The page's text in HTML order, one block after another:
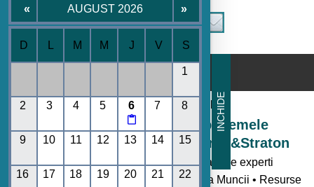
Consultanta de la specialisti
Seminare si Conferinte pe temele
momentului oferite de Rentrop&Straton
- Toate noutatile legislative explicate de experti
• Codul Fiscal • Contabilitate • Legislatia Muncii • Resurse
« AUGUST 2026 »
D M M J V S
1
2 3 4 5 6

7 8
9 10 11 12 13 14 15
16 17 18 19 20 21 22
INCHIDE